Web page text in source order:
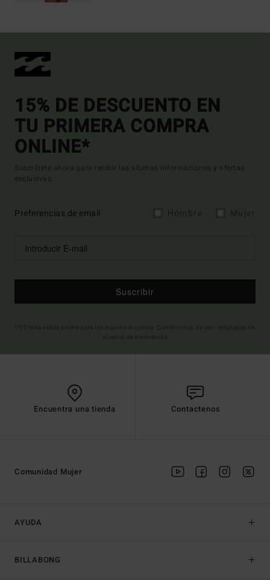
15% DE DESCUENTO EN
TU PRIMERA COMPRA
ONLINE*
Suscríbete ahora para recibir las ultimas informaciones y ofertas
exclusivas.
Preferencias de email
Suscribir
Encuentra una tienda Contactenos
AYUDA
BILLABONG
Comunidad Mujer